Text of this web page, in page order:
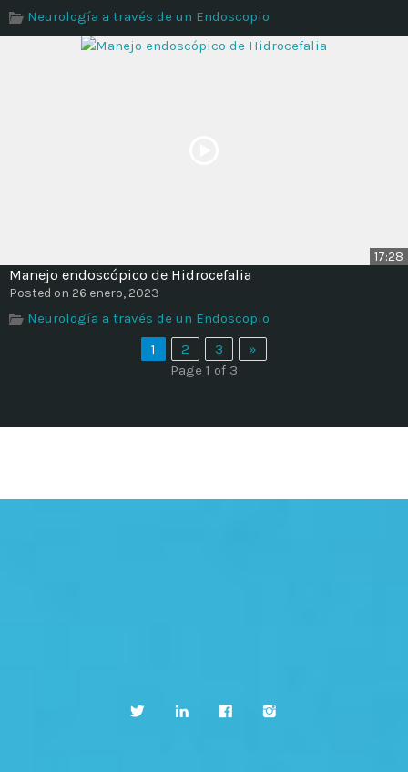
Neurología a través de un Endoscopio
17:28
Manejo endoscópico de Hidrocefalia
Posted on 26 enero, 2023
Neurología a través de un Endoscopio
1
2 3
»
Page 1 of 3